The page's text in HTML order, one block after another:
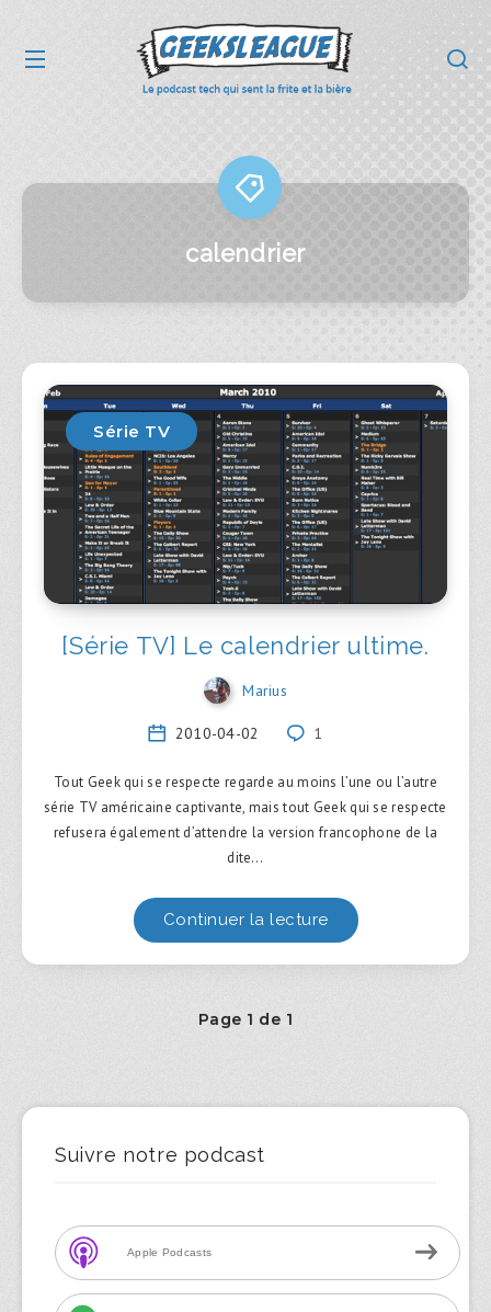
calendrier
Série TV
[Série TV] Le calendrier ultime.
Marius
2010-04-02 1
Tout Geek qui se respecte regarde au moins l’une ou l’autre
série TV américaine captivante, mais tout Geek qui se respecte
refusera également d’attendre la version francophone de la
dite…
Continuer la lecture
Page 1 de 1
Suivre notre podcast
Apple Podcasts